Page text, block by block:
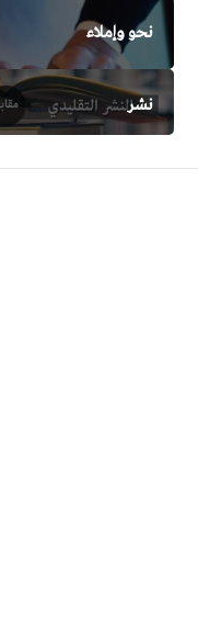
نحو وإملاء
نشر